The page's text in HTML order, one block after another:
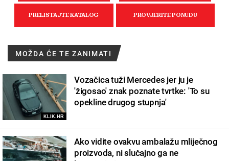
MOŽDA ĆE TE ZANIMATI
KLIK.HR
Vozačica tuži Mercedes jer ju je
'žigosao' znak poznate tvrtke: 'To su
opekline drugog stupnja'
Ako vidite ovakvu ambalažu mliječnog
proizvoda, ni slučajno ga ne